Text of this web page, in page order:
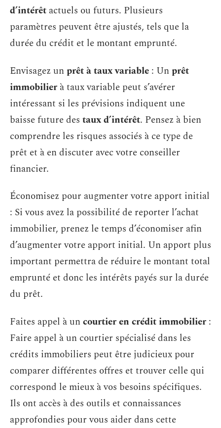
d’intérêt actuels ou futurs. Plusieurs
paramètres peuvent être ajustés, tels que la
durée du crédit et le montant emprunté.
Envisagez unprêt à taux variable : Unprêt
immobilier à taux variable peut s’avérer
intéressant si les prévisions indiquent une
baisse future des taux d’intérêt. Pensez à bien
comprendre les risques associés à ce type de
prêt et à en discuter avec votre conseiller
financier.
Économisez pour augmenter votre apport initial
: Si vous avez la possibilité de reporter l’achat
immobilier, prenez le temps d’économiser afin
d’augmenter votre apport initial. Un apport plus
important permettra de réduire le montant total
emprunté et donc les intérêts payés sur la durée
du prêt.
Faites appel à uncourtier en crédit immobilier :
Faire appel à un courtier spécialisé dans les
crédits immobiliers peut être judicieux pour
comparer différentes offres et trouver celle qui
correspond le mieux à vos besoins spécifiques.
Ils ont accès à des outils et connaissances
approfondies pour vous aider dans cette